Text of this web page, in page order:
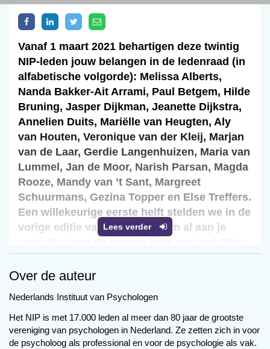
Lees verder
Vanaf 1 maart 2021 behartigen deze twintig
NIP-leden jouw belangen in de ledenraad (in
alfabetische volgorde): Melissa Alberts,
Nanda Bakker-Ait Arrami, Paul Betgem, Hilde
Bruning, Jasper Dijkman, Jeanette Dijkstra,
Annelien Duits, Mariëlle van Heugten, Aly
van Houten, Veronique van der Kleij, Marjan
van de Laar, Gerdie Langenhuizen, Maria van
Lummel, Jan de Moor, Narish Parsan, Magda
Rooze, Mandy van ’t Sant, Margreet
Schuurmans, Gezina Topper en Else Treffers.
Een willekeurige eerste helft stelden we in de
vorige editie van het NIP-katern al aan je
betekent het NIP voor hen? En welke
onderwerpen binnen het NIP vinden zij
Nederlands Instituut van
Psychologen
Over de auteur
Nederlands Instituut van Psychologen
Het NIP is met 17.000 leden al meer dan 80 jaar de grootste
vereniging van psychologen in Nederland. Ze zetten zich in voor
de psycholoog als professional en voor de psychologie als vak.